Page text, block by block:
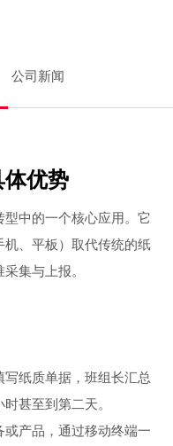
公司新闻
优势
中的一个核心应用。它
、平板）取代传统的纸
集与上报。
纸质单据，班组长汇总
甚至到第二天。
产品，通过移动终端一